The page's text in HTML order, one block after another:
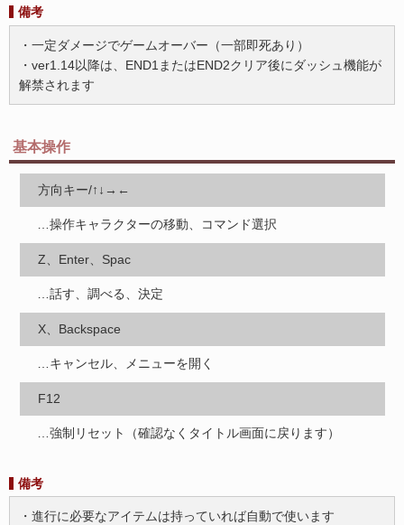
備考
・一定ダメージでゲームオーバー（一部即死あり）
・ver1.14以降は、END1またはEND2クリア後にダッシュ機能が
解禁されます
基本操作
方向キー/↑↓→←
…操作キャラクターの移動、コマンド選択
Z、Enter、Spac
…話す、調べる、決定
X、Backspace
…キャンセル、メニューを開く
F12
…強制リセット（確認なくタイトル画面に戻ります）
備考
・進行に必要なアイテムは持っていれば自動で使います